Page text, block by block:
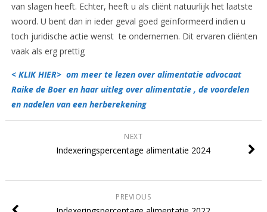
van slagen heeft. Echter, heeft u als cliënt natuurlijk het laatste
woord. U bent dan in ieder geval goed geïnformeerd indien u
toch juridische actie wenst te ondernemen. Dit ervaren cliënten
vaak als erg prettig
< KLIK HIER> om meer te lezen over alimentatie advocaat
Raike de Boer en haar uitleg over alimentatie , de voordelen
en nadelen van een herberekening
NEXT
Indexeringspercentage alimentatie 2024
PREVIOUS